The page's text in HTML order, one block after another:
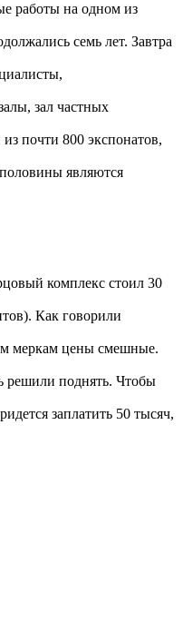
работы на одном из
семь лет. Завтра
зал частных
почти 800 экспонатов,
являются
комплекс стоил 30
Как говорили
меркам цены смешные.
решили поднять. Чтобы
заплатить 50 тысяч,